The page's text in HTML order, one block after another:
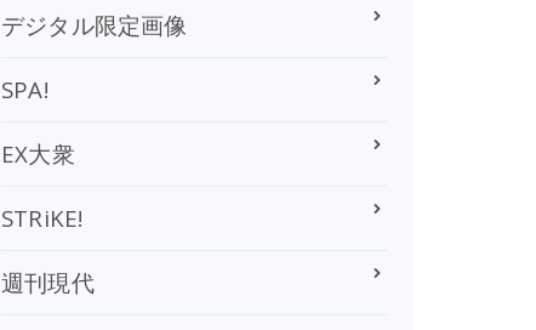
デジタル限定画像
SPA!
EX大衆
STRiKE!
週刊現代